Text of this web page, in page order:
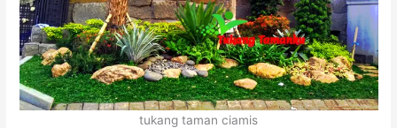
tukang taman ciamis